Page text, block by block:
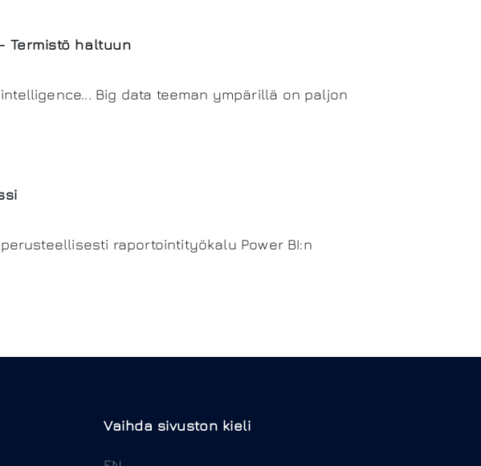
Termistö haltuun
Big data teeman ympärillä on paljon
raportointityökalu Power BI:n
Vaihda sivuston kieli